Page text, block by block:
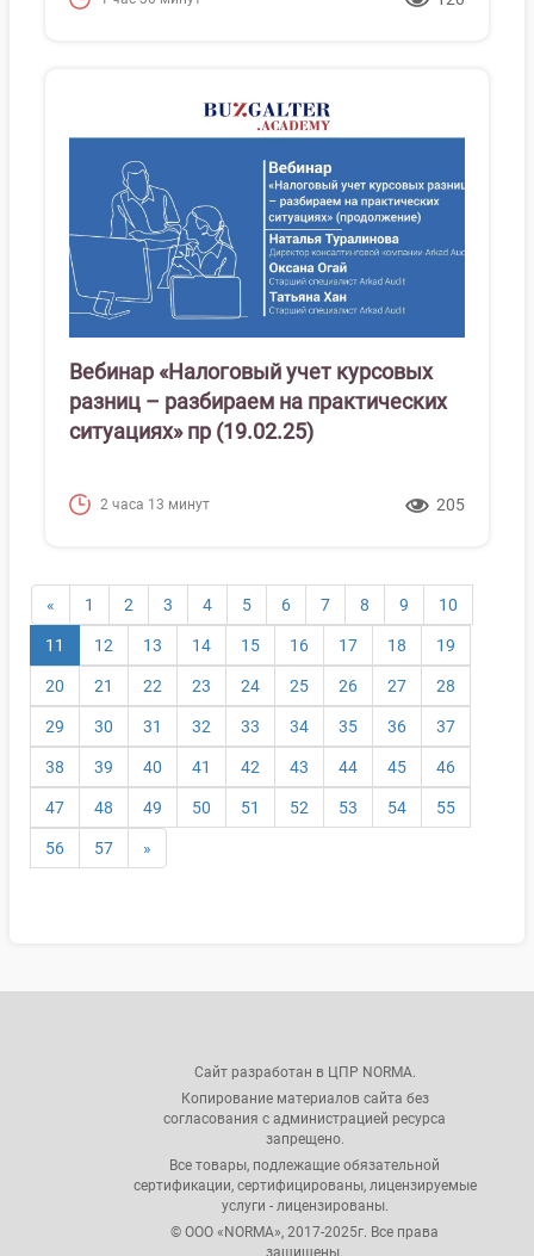
Вебинар «Налоговый учет курсовых
разниц – разбираем на практических
ситуациях» пр (19.02.25)
2 часа 13 минут 205
« 1 2 3 4 5 6 7 8 9 10
11 (текущая)
12 13 14 15 16 17 18 19
20 21 22 23 24 25 26 27 28
29 30 31 32 33 34 35 36 37
38 39 40 41 42 43 44 45 46
47 48 49 50 51 52 53 54 55
56 57 »
Сайт разработан в ЦПР NORMA.
Копирование материалов сайта без
согласования с администрацией ресурса
запрещено.
Все товары, подлежащие обязательной
сертификации, сертифицированы, лицензируемые
услуги - лицензированы.
© ООО «NORMA», 2017-2025г. Все права
защищены.